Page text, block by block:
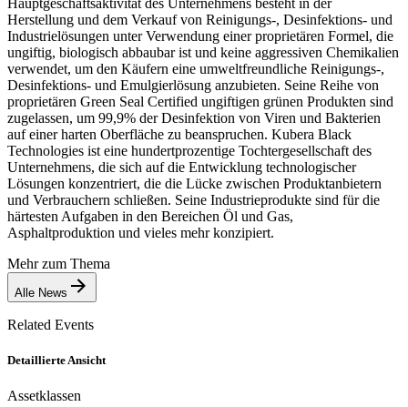
Herstellung und dem Verkauf von Reinigungs-, Desinfektions- und
Industrielösungen unter Verwendung einer proprietären Formel, die
ungiftig, biologisch abbaubar ist und keine aggressiven Chemikalien
verwendet, um den Käufern eine umweltfreundliche Reinigungs-,
Desinfektions- und Emulgierlösung anzubieten. Seine Reihe von
proprietären Green Seal Certified ungiftigen grünen Produkten sind
zugelassen, um 99,9% der Desinfektion von Viren und Bakterien
auf einer harten Oberfläche zu beanspruchen. Kubera Black
Technologies ist eine hundertprozentige Tochtergesellschaft des
Unternehmens, die sich auf die Entwicklung technologischer
Lösungen konzentriert, die die Lücke zwischen Produktanbietern
und Verbrauchern schließen. Seine Industrieprodukte sind für die
härtesten Aufgaben in den Bereichen Öl und Gas,
Asphaltproduktion und vieles mehr konzipiert.
Mehr zum Thema
Alle News
Related Events
Detaillierte Ansicht
Assetklassen